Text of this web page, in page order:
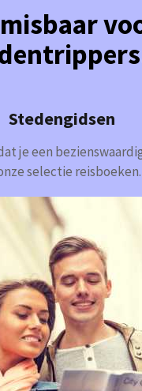
Stedengidsen
je een
selectie reisboeken.